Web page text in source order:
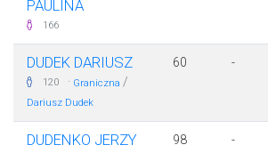
PAULINA
166
DUDEK DARIUSZ
120 · Graniczna /
Dariusz Dudek
60 -
DUDENKO JERZY 98 -